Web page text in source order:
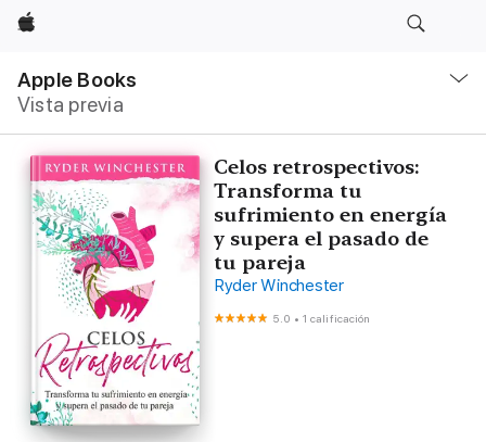
Apple
Apple Books
Vista previa
local
Abrir
Celos retrospectivos:
Transforma tu
sufrimiento en energía
y supera el pasado de
tu pareja
Ryder Winchester
5.0 •1 calificación